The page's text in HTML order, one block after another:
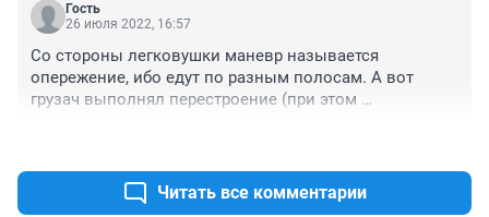
Гость
26 июля 2022, 16:57
Со стороны легковушки маневр называется
опережение, ибо едут по разным полосам. А вот
грузач выполнял перестроение (при этом
водитель грузовика очень не прав.
Читать все комментарии